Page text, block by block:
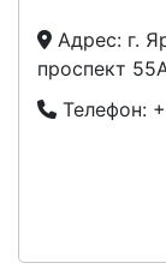
Адрес: г.
проспект
Телефон: